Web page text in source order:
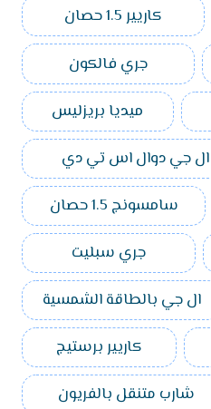
كاريير 1.5 حصان
جري فالكون
ميديا بريزليس
ال جي دوال اس تي دي
سامسونج 1.5 حصان
جري سبليت
ال جي بالطاقة الشمسية
كاريير برستيج
شارب متنقل بالفريون